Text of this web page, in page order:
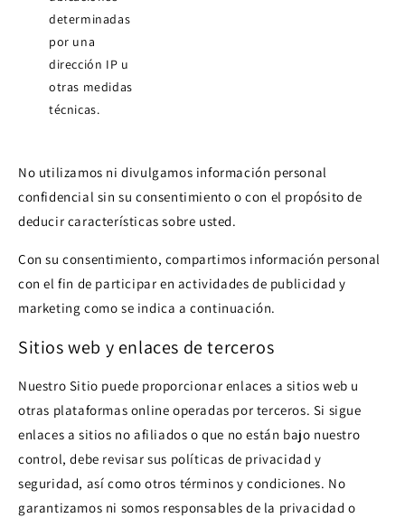
determinadas
por una
dirección IP u
otras medidas
técnicas.
No utilizamos ni divulgamos información personal
confidencial sin su consentimiento o con el propósito de
deducir características sobre usted.
Con su consentimiento, compartimos información personal
con el fin de participar en actividades de publicidad y
marketing como se indica a continuación.
Sitios web y enlaces de terceros
Nuestro Sitio puede proporcionar enlaces a sitios web u
otras plataformas online operadas por terceros. Si sigue
enlaces a sitios no afiliados o que no están bajo nuestro
control, debe revisar sus políticas de privacidad y
seguridad, así como otros términos y condiciones. No
garantizamos ni somos responsables de la privacidad o